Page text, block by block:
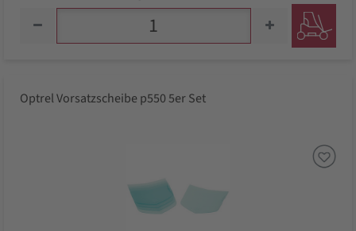
Optrel Vorsatzscheibe p550 5er Set